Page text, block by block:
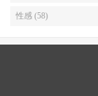
性感 (58)